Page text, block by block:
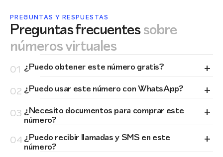
PREGUNTAS Y RESPUESTAS
Preguntas frecuentessobre
números virtuales
01 ¿Puedo obtener este número gratis? +
02 ¿Puedo usar este número con WhatsApp? +
03 ¿Necesito documentos para comprar este
número? +
04¿Puedo recibir llamadas y SMS en este
número? +